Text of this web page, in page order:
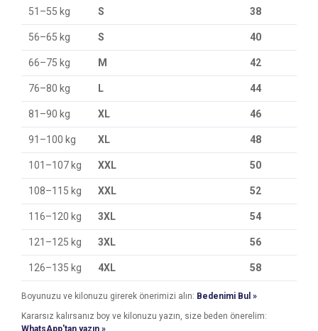
51–55 kg S 38
56–65 kg S 40
66–75 kg M 42
76–80 kg L 44
81–90 kg XL 46
91–100 kg XL 48
101–107 kg XXL 50
108–115 kg XXL 52
116–120 kg 3XL 54
121–125 kg 3XL 56
126–135 kg 4XL 58
Boyunuzu ve kilonuzu girerek önerimizi alın: Bedenimi Bul »
Kararsız kalırsanız boy ve kilonuzu yazın, size beden önerelim:
WhatsApp'tan yazın »